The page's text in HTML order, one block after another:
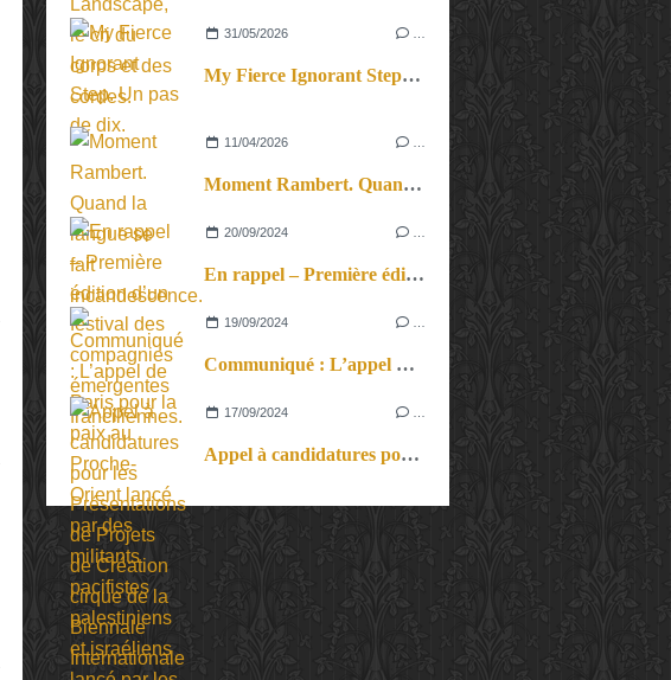
31/05/2026
My Fierce Ignorant Step. Un pas de dix.
11/04/2026
Moment Rambert. Quand la langue se fait incandescence.
20/09/2024
En rappel – Première édition d’un festival des compagnies émergentes franciliennes.
19/09/2024
Communiqué : L’appel de Paris pour la paix au Proche-Orient lancé par des militants pacifistes palestiniens et israéliens lancé par les Guerrières de la Paix au Théâtre de la Colline
17/09/2024
Appel à candidatures pour les Présentations de Projets de Création cirque de la Biennale Internationale des Arts du Cirque.